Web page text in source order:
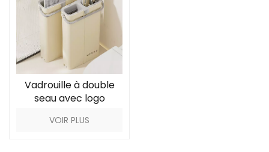
Vadrouille à double
seau avec logo
nettoyage des sols
VOIR PLUS